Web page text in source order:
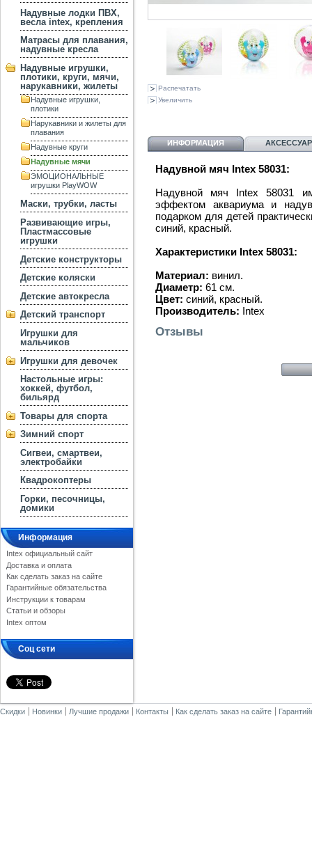
Надувные лодки ПВХ,
весла intex, крепления
Матрасы для плавания,
надувные кресла
Надувные игрушки,
плотики, круги, мячи,
нарукавники, жилеты
Надувные игрушки,
плотики
Нарукавники и жилеты для
плавания
Надувные круги
Надувные мячи
ЭМОЦИОНАЛЬНЫЕ
игрушки PlayWOW
Маски, трубки, ласты
Развивающие игры,
Пластмассовые
игрушки
Детские конструкторы
Детские коляски
Детские автокресла
Детский транспорт
Игрушки для
мальчиков
Игрушки для девочек
Настольные игры:
хоккей, футбол,
бильярд
Товары для спорта
Зимний спорт
Сигвеи, смартвеи,
электробайки
Квадрокоптеры
Горки, песочницы,
домики
Информация
Intex официальный сайт
Доставка и оплата
Как сделать заказ на сайте
Гарантийные обязательства
Инструкции к товарам
Статьи и обзоры
Intex оптом
Соц сети
Распечатать
Увеличить
ИНФОРМАЦИЯ
Надувной мяч Intex 58031:
Надувной мяч Intex 58031
эффектом аквариума и
подарком для детей
синий, красный.
Характеристики Intex 58031:
Материал: винил.
Диаметр: 61 см.
Цвет: синий, красный.
Производитель: Intex
Отзывы
Скидки Новинки Лучшие продажи Контакты Как сделать заказ на сайте